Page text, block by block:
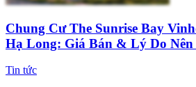
Chung Cư The Sunrise Bay
Hạ Long: Giá Bán & Lý Do
Tin tức